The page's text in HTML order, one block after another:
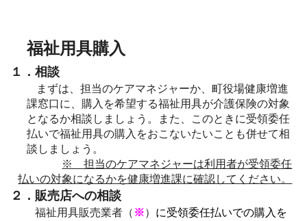
福祉用具購入
１．相談
まずは、担当のケアマネジャーか、町役場健康増進
課窓口に、購入を希望する福祉用具が介護保険の対象
となるか相談しましょう。また、このときに受領委任
払いで福祉用具の購入をおこないたいことも併せて相
談しましょう。
※ 担当のケアマネジャーは利用者が受領委任
払いの対象になるかを健康増進課に確認してください。
２．販売店への相談
福祉用具販売業者（ ※） に受領委任払いでの購入を